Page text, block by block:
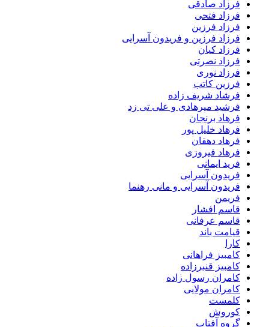
فرزاد صادقى
فرزاد فتحی
فرزاد فرزین
فرزاد فرزین و فریدون آسرایی
فرزاد کیان
فرزاد نصرتی
فرزاد نوری
فرزین کاتب
فرشاد شریف زاده
فرشید میرهادی و علی تی زد
فرهاد برنجان
فرهاد خلیل پور
فرهاد دهقان
فرهاد فیروزی
فرید ایمانی
فریدون آسرایی
فریدون آسرایی و مانی رهنما
فریمن
قاسم افشار
قاسم عرفانی
قیامت باند
کارا
کامبیز فراهانی
کامبیز قنبرزاده
کامران رسول زاده
کامران مولایی
کلمست
کوروش
گروه آفتاب